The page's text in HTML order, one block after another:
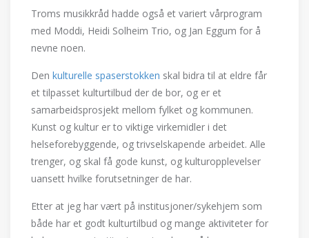
Troms musikkråd hadde også et variert vårprogram
med Moddi, Heidi Solheim Trio, og Jan Eggum for å
nevne noen.
Den kulturelle spaserstokken skal bidra til at eldre får
et tilpasset kulturtilbud der de bor, og er et
samarbeidsprosjekt mellom fylket og kommunen.
Kunst og kultur er to viktige virkemidler i det
helseforebyggende, og trivselskapende arbeidet. Alle
trenger, og skal få gode kunst, og kulturopplevelser
uansett hvilke forutsetninger de har.
Etter at jeg har vært på institusjoner/sykehjem som
både har et godt kulturtilbud og mange aktiviteter for